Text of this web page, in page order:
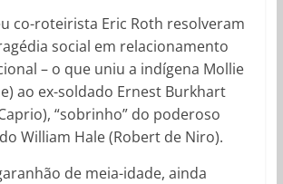
co-roteirista Eric Roth resolveram
social em relacionamento
– o que uniu a indígena Mollie
ao ex-soldado Ernest Burkhart
“sobrinho” do poderoso
William Hale (Robert de Niro).
de meia-idade, ainda